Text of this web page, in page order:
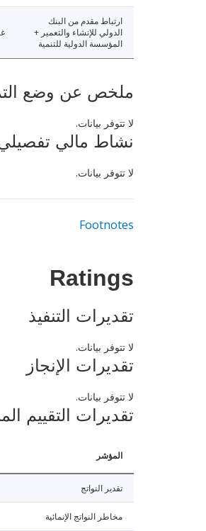
ارتباط مقدم من البنك
الدولي للإنشاء والتعمير +
المؤسسة الدولية للتنمية
ملخص عن وضع التمويل
لا تتوفر بيانات.
نشاط مالي تفصيلي في
لا تتوفر بيانات.
Footnotes
Ratings
تقديرات التنفيذ
لا تتوفر بيانات.
تقديرات الإنجاز
لا تتوفر بيانات.
تقديرات التقييم
المؤشر
تقدير النواتج
مخاطر النواتج الإنمائية